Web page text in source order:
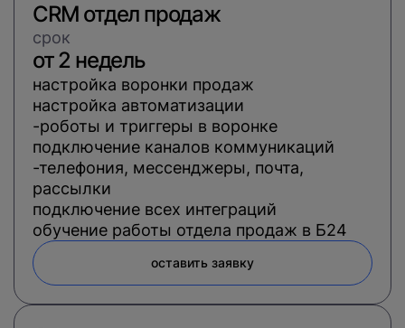
CRM отдел продаж
cрок
от 2 недель
настройка воронки продаж
настройка автоматизации
роботы и триггеры в воронке
подключение каналов коммуникаций
телефония, мессенджеры, почта,
рассылки
подключение всех интеграций
обучение работы отдела продаж в Б24
оставить заявку